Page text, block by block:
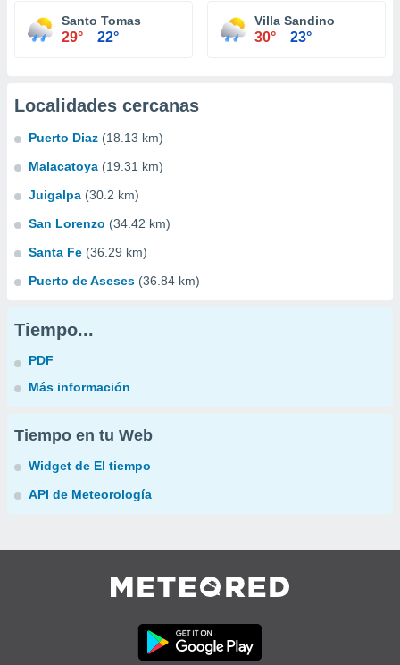
Santo Tomas
29° 22°
Villa Sandino
30° 23°
Localidades cercanas
Puerto Diaz (18.13 km)
Malacatoya (19.31 km)
Juigalpa (30.2 km)
San Lorenzo (34.42 km)
Santa Fe (36.29 km)
Puerto de Aseses (36.84 km)
Tiempo...
PDF
Más información
Tiempo en tu Web
Widget de El tiempo
API de Meteorología